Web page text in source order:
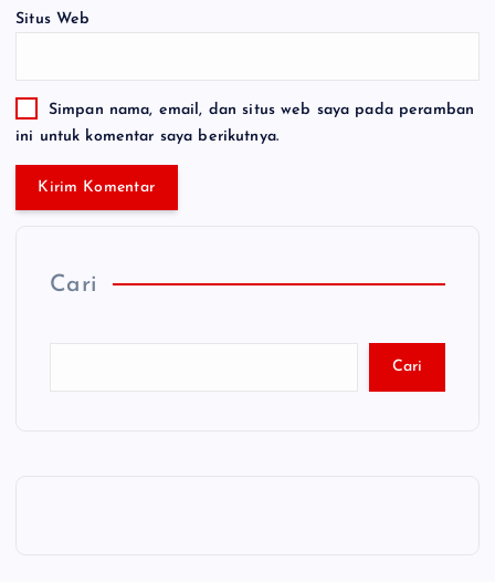
Situs Web
Simpan nama, email, dan situs web saya pada peramban
ini untuk komentar saya berikutnya.
Cari
Cari